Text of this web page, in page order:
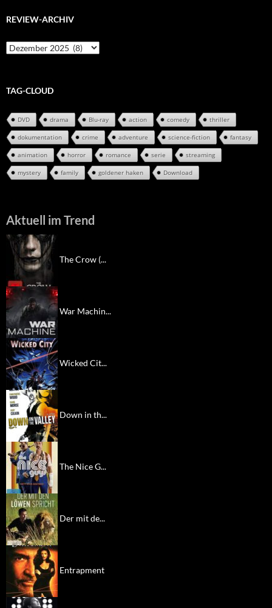
REVIEW-ARCHIV
Review-
Archiv
TAG-CLOUD
DVD drama Blu-ray action comedy thriller
dokumentation crime adventure science-fiction fantasy
animation horror romance serie streaming
mystery family goldener haken Download
Aktuell im Trend
The Crow (...
War Machin...
Wicked Cit...
Down in th...
The Nice G...
Der mit de...
Entrapment